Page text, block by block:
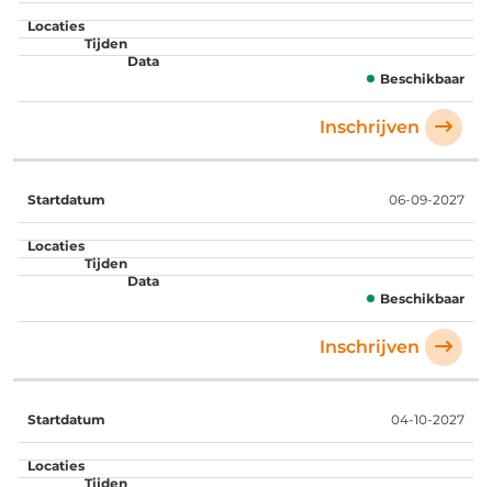
Beschikbaar
Inschrijven
06-09-2027
Beschikbaar
Inschrijven
04-10-2027